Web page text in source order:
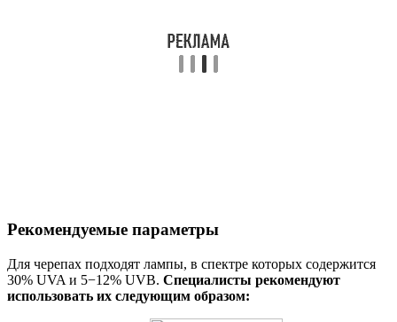
Рекомендуемые параметры
Для черепах подходят лампы, в спектре которых содержится
30% UVA и 5−12% UVB. Специалисты рекомендуют
использовать их следующим образом: